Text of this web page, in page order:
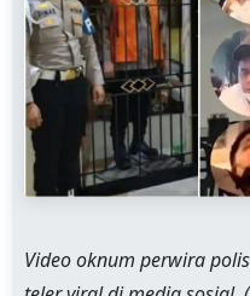
Video oknum perwira